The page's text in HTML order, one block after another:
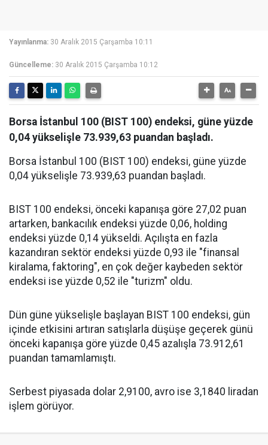
Yayınlanma: 30 Aralık 2015 Çarşamba 10:11
Güncelleme: 30 Aralık 2015 Çarşamba 10:12
Borsa İstanbul 100 (BIST 100) endeksi, güne yüzde
0,04 yükselişle 73.939,63 puandan başladı.
Borsa İstanbul 100 (BIST 100) endeksi, güne yüzde
0,04 yükselişle 73.939,63 puandan başladı.
BIST 100 endeksi, önceki kapanışa göre 27,02 puan
artarken, bankacılık endeksi yüzde 0,06, holding
endeksi yüzde 0,14 yükseldi. Açılışta en fazla
kazandıran sektör endeksi yüzde 0,93 ile "finansal
kiralama, faktoring", en çok değer kaybeden sektör
endeksi ise yüzde 0,52 ile "turizm" oldu.
Dün güne yükselişle başlayan BIST 100 endeksi, gün
içinde etkisini artıran satışlarla düşüşe geçerek günü
önceki kapanışa göre yüzde 0,45 azalışla 73.912,61
puandan tamamlamıştı.
Serbest piyasada dolar 2,9100, avro ise 3,1840 liradan
işlem görüyor.